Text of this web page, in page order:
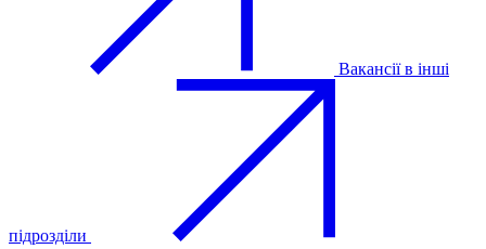
Вакансії в інші
підрозділи